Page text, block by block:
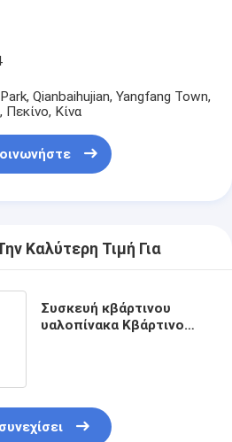
Qianbaihujian, Yangfang Town,
Κίνα
Καλύτερη Τιμή Για
Συσκευή κβάρτινου
υαλοπίνακα Κβάρτινο